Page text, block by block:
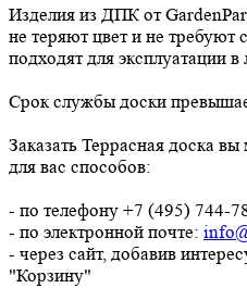
Изделия из ДПК от
не теряют цвет и не требуют
подходят для эксплуатации
Срок службы доски
Заказать Террасная доска
для вас способов:
- по телефону +7 (495) 744-
- по электронной почте:
- через сайт, добавив
"Корзину"